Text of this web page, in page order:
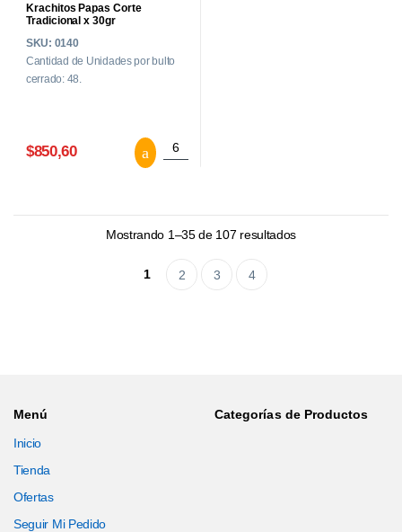
Krachitos Papas Corte
Tradicional x 30gr
SKU: 0140
Cantidad de Unidades por bulto
cerrado: 48.
$850,60 Krachitos Papas Corte Tradicional x
Mostrando 1–35 de 107 resultados
1 2 3 4
Menú
Inicio
Tienda
Ofertas
Seguir Mi Pedido
Categorías de Productos